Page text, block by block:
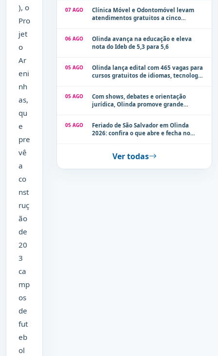
), o
Pro
jet
o
Ar
eni
nh
as,
qu
e
pre
vê
a
co
nst
ruç
ão
de
20
3
ca
mp
os
de
fut
eb
ol
07 AGO
Clínica Móvel e Odontomóvel levam
atendimentos gratuitos a cinco
06 AGO
Olinda avança na educação e eleva
nota do Ideb de 5,3 para 5,6
05 AGO
Olinda lança edital com 465 vagas para
cursos gratuitos de idiomas, tecnologia
05 AGO
Com shows, debates e orientação
jurídica, Olinda promove grande
05 AGO
Feriado de São Salvador em Olinda
2026: confira o que abre e fecha no
Ver todas